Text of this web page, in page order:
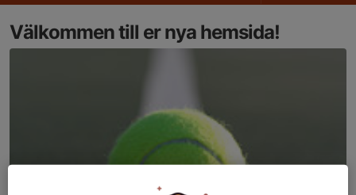
Välkommen till er nya hemsida!